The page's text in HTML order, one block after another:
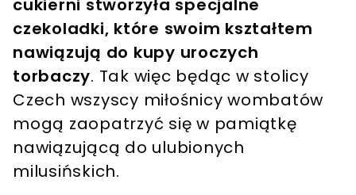
cukierni stworzyła specjalne
czekoladki, które swoim kształtem
nawiązują do kupy uroczych
torbaczy. Tak więc będąc w stolicy
Czech wszyscy miłośnicy wombatów
mogą zaopatrzyć się w pamiątkę
nawiązującą do ulubionych
milusińskich.